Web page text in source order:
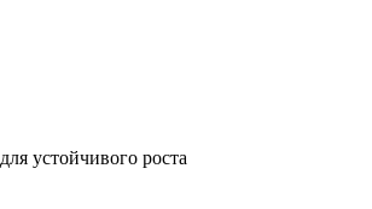
для устойчивого роста